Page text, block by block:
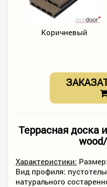
Коричневый
Террасная доска
Характеристики:
Вид профиля:
натурального